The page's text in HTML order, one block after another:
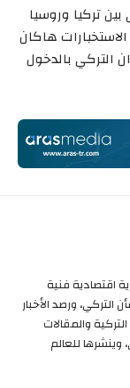
تركيا وروسيا
هاكان
التركي بالدخول
اقتصادية فنية
ورصد الأخبار
والمقالات
وينشرها للعالم